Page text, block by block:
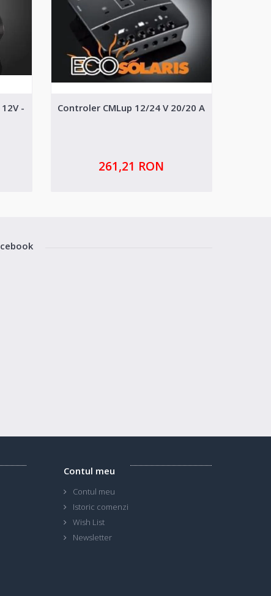
-
Controler CMLup 12/24 V 20/20 A
261,21 RON
Contul meu
Contul meu
Istoric comenzi
Wish List
Newsletter